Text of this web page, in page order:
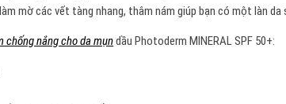
mờ các vết tàng nhang, thâm nám giúp bạn có một làn
chống nắng cho da mụndầu Photoderm MINERAL SPF 50+: